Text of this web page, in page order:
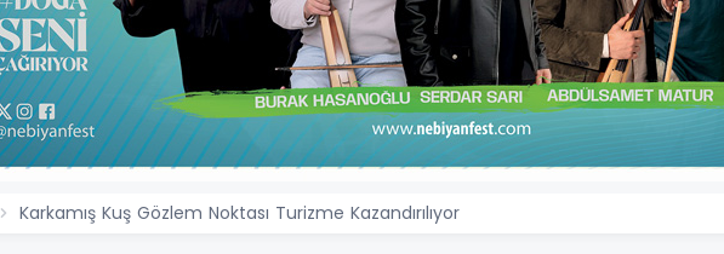
Karkamış Kuş Gözlem Noktası Turizme Kazandırılıyor